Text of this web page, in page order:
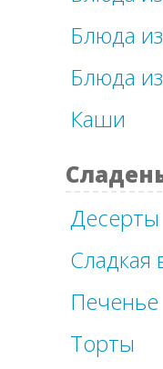
Блюда
Блюда
Каши
Десерты
Сладкая
Печенье
Торты